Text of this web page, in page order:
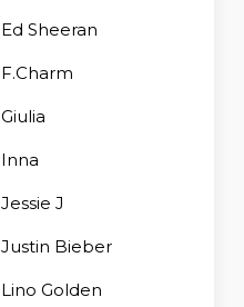
Ed Sheeran
F.Charm
Giulia
Inna
Jessie J
Justin Bieber
Lino Golden